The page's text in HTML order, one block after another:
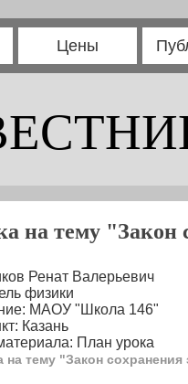
Цены
на тему "Закон
Ренат Валерьевич
физики
МАОУ "Школа 146"
Казань
План урока
на тему "Закон